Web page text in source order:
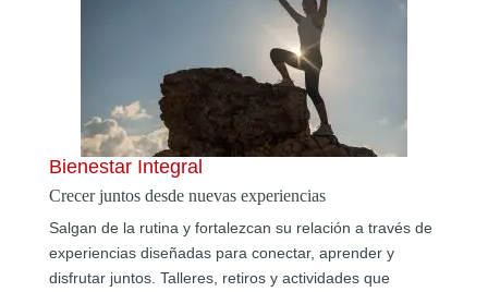
Bienestar Integral
Crecer juntos desde nuevas experiencias
Salgan de la rutina y fortalezcan su relación a través de
experiencias diseñadas para conectar, aprender y
disfrutar juntos. Talleres, retiros y actividades que